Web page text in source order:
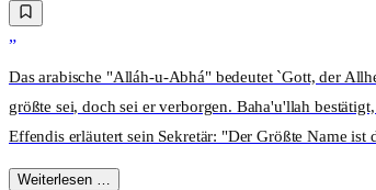
„
Das arabische "Alláh-u-Abhá" bedeutet `Gott, der
größte sei, doch sei er verborgen. Baha'u'llah
Effendis erläutert sein Sekretär: "Der Größte Name
Weiterlesen …